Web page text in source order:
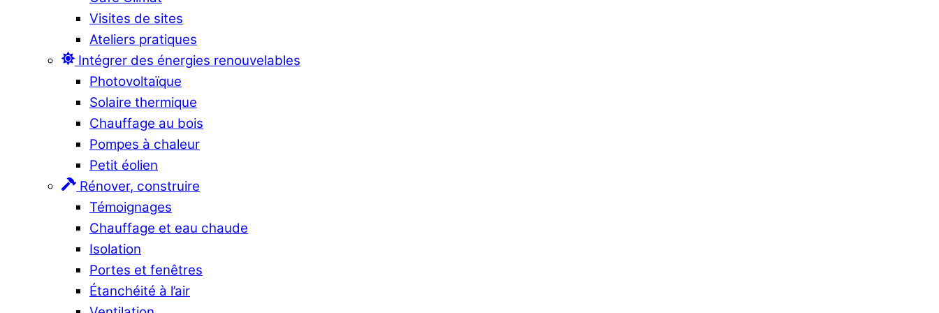
Visites de sites
Ateliers pratiques
Intégrer des énergies renouvelables
Photovoltaïque
Solaire thermique
Chauffage au bois
Pompes à chaleur
Petit éolien
Rénover, construire
Témoignages
Chauffage et eau chaude
Isolation
Portes et fenêtres
Étanchéité à l’air